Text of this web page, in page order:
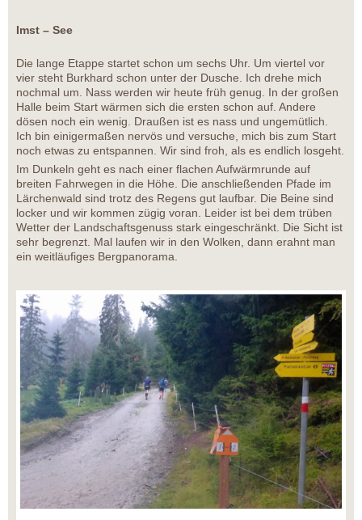
Imst – See
Die lange Etappe startet schon um sechs Uhr. Um viertel vor
vier steht Burkhard schon unter der Dusche. Ich drehe mich
nochmal um. Nass werden wir heute früh genug. In der großen
Halle beim Start wärmen sich die ersten schon auf. Andere
dösen noch ein wenig. Draußen ist es nass und ungemütlich.
Ich bin einigermaßen nervös und versuche, mich bis zum Start
noch etwas zu entspannen. Wir sind froh, als es endlich losgeht.
Im Dunkeln geht es nach einer flachen Aufwärmrunde auf
breiten Fahrwegen in die Höhe. Die anschließenden Pfade im
Lärchenwald sind trotz des Regens gut laufbar. Die Beine sind
locker und wir kommen zügig voran. Leider ist bei dem trüben
Wetter der Landschaftsgenuss stark eingeschränkt. Die Sicht ist
sehr begrenzt. Mal laufen wir in den Wolken, dann erahnt man
ein weitläufiges Bergpanorama.